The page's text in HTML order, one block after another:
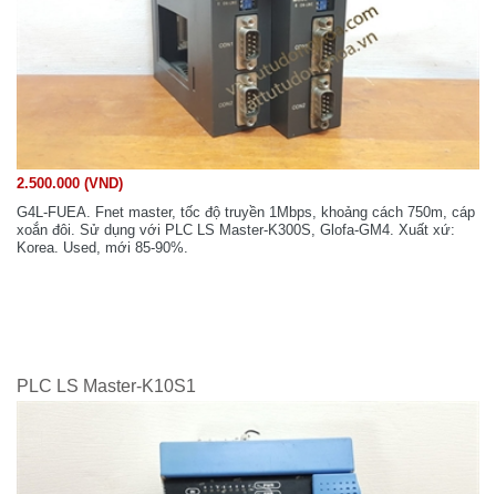
2.500.000 (VND)
G4L-FUEA. Fnet master, tốc độ truyền 1Mbps, khoảng cách 750m, cáp
xoắn đôi. Sử dụng với PLC LS Master-K300S, Glofa-GM4. Xuất xứ:
Korea. Used, mới 85-90%.
PLC LS Master-K10S1